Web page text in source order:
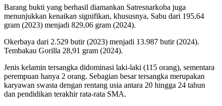
Barang bukti yang berhasil diamankan Satresnarkoba juga
menunjukkan kenaikan signifikan, khususnya, Sabu dari 195,64
gram (2023) menjadi 829,06 gram (2024).
Okerbaya dari 2.529 butir (2023) menjadi 13.987 butir (2024).
Tembakau Gorilla 28,91 gram (2024).
Jenis kelamin tersangka didominasi laki-laki (115 orang), sementara
perempuan hanya 2 orang. Sebagian besar tersangka merupakan
karyawan swasta dengan rentang usia antara 20 hingga 24 tahun
dan pendidikan terakhir rata-rata SMA.